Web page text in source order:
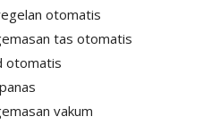
otomatis
tas otomatis
otomatis
vakum